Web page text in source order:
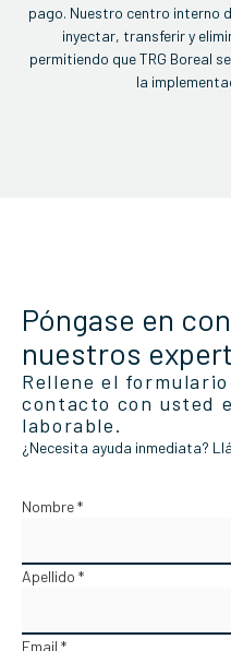
pago. Nuestro centro interno
inyectar, transferir y
permitiendo que TRG Boreal
la
Póngase en
nuestros
Rellene el
contacto con usted
laborable.
¿Necesita ayuda inmediata?
Nombre *
Apellido *
Email *